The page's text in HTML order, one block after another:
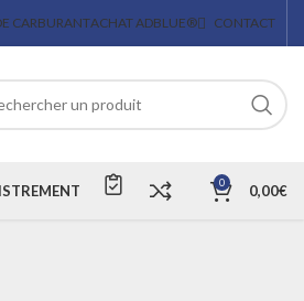
CARBURANTACHAT ADBLUE® CONTACT
0 0,00€